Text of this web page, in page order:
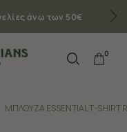
άνω των 50€
0
ΜΠΛΟΥΖΑ ESSENTIAL T-SHIRT